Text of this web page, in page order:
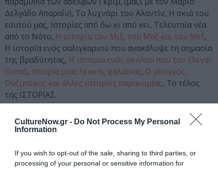
CultureNow.gr - Do Not Process My Personal
Information
If you wish to opt-out of the sale, sharing to third parties, or
processing of your personal or sensitive information for
Δελγάδο Απαραΐν), To λυχνάρι του Αλαντίν, Η σκιά του
εαυτού μας, Ιστορίες από δω κι από κει, Τελευταία νέα
από το Νότο, Η ιστορία του Μιξ, του Μαξ και του Μεξ,
Η ιστορία ενός σαλιγκαριού που ανακάλυψε τη σημασία
της βραδύτητας, Η ιστορία ενός σκύλου που τον έλεγαν
Πιστό, Ιστορία μιας λευκής φάλαινας, Ο μουγκός
Ουζμπέκος και άλλες ιστορίες παρανομίας, Το τέλος
της ΙΣΤΟΡΙΑΣ.
Ταυτότητα
Τιμή: 17,00 €, ISBN: 978-618-5400-34-7 | Μετάφραση:
Αχιλλέας Κυριακίδης